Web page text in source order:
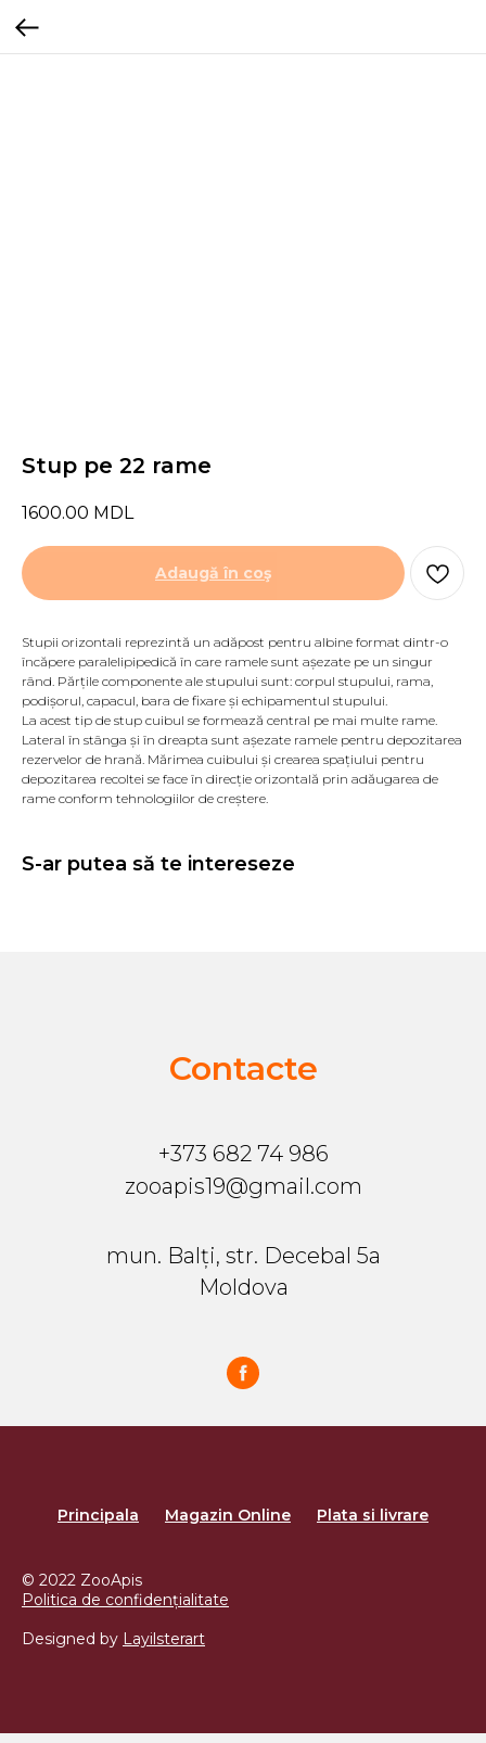
Stup pe 22 rame
1600.00 MDL
Adaugă în coş
Stupii orizontali reprezintă un adăpost pentru albine format dintr-o
încăpere paralelipipedică în care ramele sunt așezate pe un singur
rând. Părțile componente ale stupului sunt: corpul stupului, rama,
podișorul, capacul, bara de fixare și echipamentul stupului.
La acest tip de stup cuibul se formează central pe mai multe rame.
Lateral în stânga și în dreapta sunt așezate ramele pentru depozitarea
rezervelor de hrană. Mărimea cuibului și crearea spațiului pentru
depozitarea recoltei se face în direcție orizontală prin adăugarea de
rame conform tehnologiilor de creștere.
S-ar putea să te intereseze
Contacte
+373 682 74 986
zooapis19@gmail.com
mun. Balți, str. Decebal 5a
Moldova
Principala Magazin Online Plata si livrare
© 2022 ZooApis
Politica de confidențialitate
Designed by Layilsterart